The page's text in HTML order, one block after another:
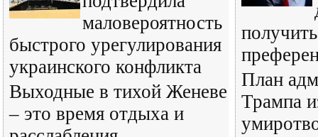
маловероятность
быстрого урегулирования
украинского конфликта
Выходные в тихой Женеве
– это время отдыха и
План
Трампа